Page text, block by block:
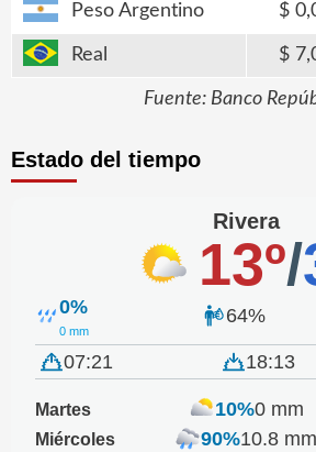
Peso Argentino
Real
Fuente: Banco
Estado del tiempo
Rivera
13º/
0%
0 mm
64%
07:21 18:13
Martes 10%0 mm
Miércoles
90%10.8 mm